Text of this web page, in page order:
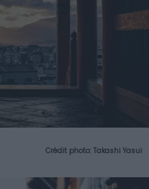
Crédit photo: Takashi Yasui